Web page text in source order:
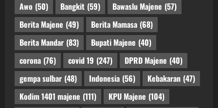
Awo (50) Bangkit (59) Bawaslu Majene (57)
Berita Majene (49) Berita Mamasa (68)
Berita Mandar (83) Bupati Majene (40)
corona (76) covid 19 (247) DPRD Majene (40)
gempa sulbar (48) Indonesia (56) Kebakaran (47)
Kodim 1401 majene (111) KPU Majene (104)